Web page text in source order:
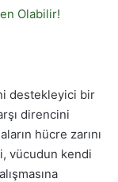
Olabilir!
destekleyici bir
direncini
hücre zarını
vücudun kendi